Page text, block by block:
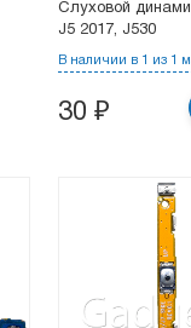
Слуховой
J5 2017, J530
В наличии в 1 из 1
30 ₽